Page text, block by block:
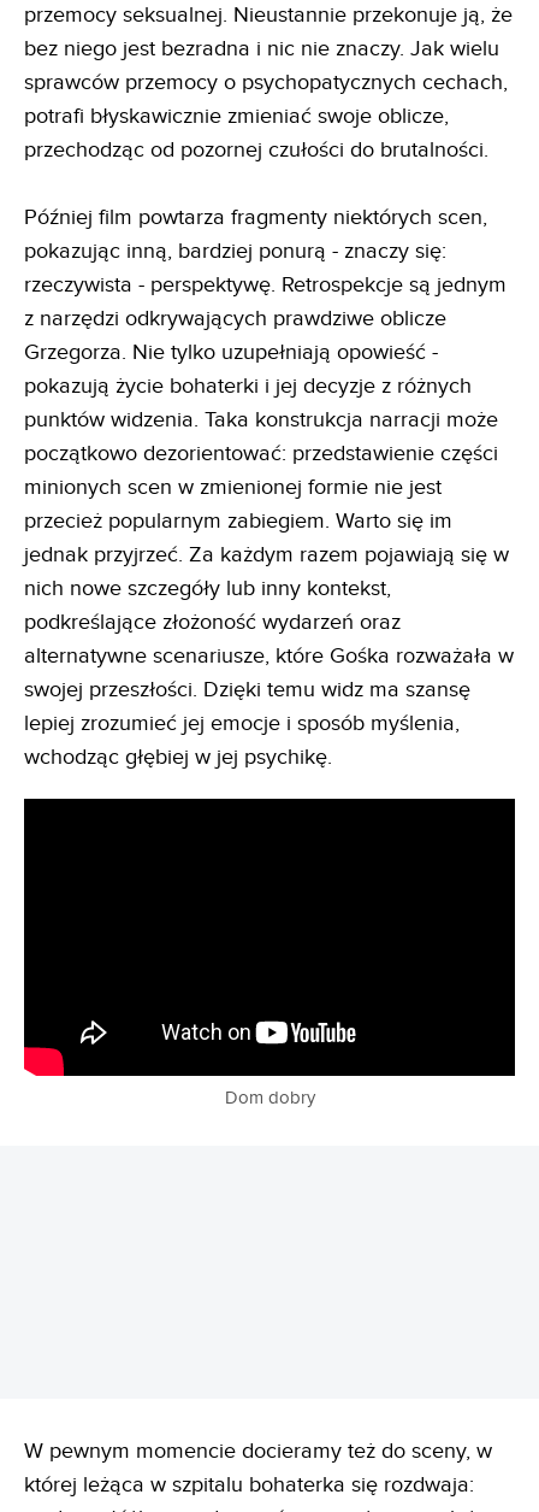
przemocy seksualnej. Nieustannie przekonuje ją, że
bez niego jest bezradna i nic nie znaczy. Jak wielu
sprawców przemocy o psychopatycznych cechach,
potrafi błyskawicznie zmieniać swoje oblicze,
przechodząc od pozornej czułości do brutalności.
Później film powtarza fragmenty niektórych scen,
pokazując inną, bardziej ponurą - znaczy się:
rzeczywista - perspektywę. Retrospekcje są jednym
z narzędzi odkrywających prawdziwe oblicze
Grzegorza. Nie tylko uzupełniają opowieść -
pokazują życie bohaterki i jej decyzje z różnych
punktów widzenia. Taka konstrukcja narracji może
początkowo dezorientować: przedstawienie części
minionych scen w zmienionej formie nie jest
przecież popularnym zabiegiem. Warto się im
jednak przyjrzeć. Za każdym razem pojawiają się w
nich nowe szczegóły lub inny kontekst,
podkreślające złożoność wydarzeń oraz
alternatywne scenariusze, które Gośka rozważała w
swojej przeszłości. Dzięki temu widz ma szansę
lepiej zrozumieć jej emocje i sposób myślenia,
wchodząc głębiej w jej psychikę.
Dom dobry
W pewnym momencie docieramy też do sceny, w
której leżąca w szpitalu bohaterka się rozdwaja: